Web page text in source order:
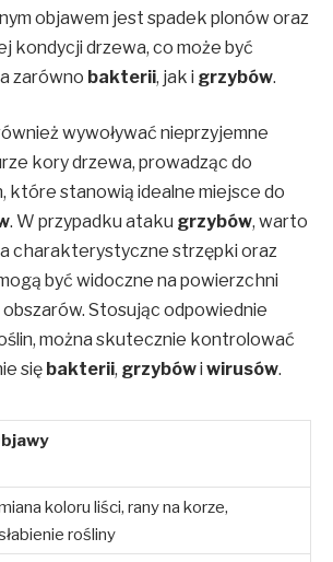
objawem jest spadek plonów oraz
kondycji drzewa, co może być
zarówno bakterii, jak i grzybów.
wywoływać nieprzyjemne
kory drzewa, prowadząc do
które stanowią idealne miejsce do
. W przypadku ataku grzybów, warto
charakterystyczne strzępki oraz
być widoczne na powierzchni
Stosując odpowiednie
można skutecznie kontrolować
się bakterii, grzybówi wirusów.
koloru liści, rany na korze,
rośliny